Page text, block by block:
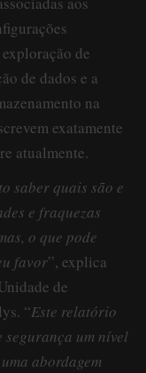
de
de dados e a
na
exatamente
atualmente.
saber quais são e
e fraquezas
o que pode
favor”, explica
de
“Este relatório
segurança um nível
abordagem